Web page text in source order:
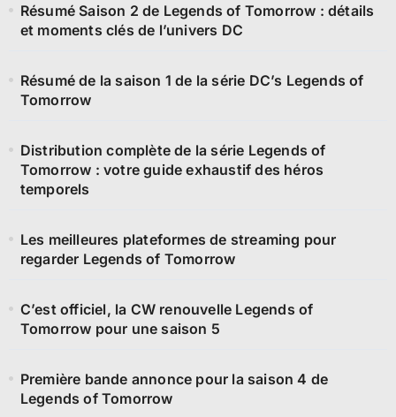
Résumé Saison 2 de Legends of Tomorrow : détails
et moments clés de l’univers DC
Résumé de la saison 1 de la série DC’s Legends of
Tomorrow
Distribution complète de la série Legends of
Tomorrow : votre guide exhaustif des héros
temporels
Les meilleures plateformes de streaming pour
regarder Legends of Tomorrow
C’est officiel, la CW renouvelle Legends of
Tomorrow pour une saison 5
Première bande annonce pour la saison 4 de
Legends of Tomorrow